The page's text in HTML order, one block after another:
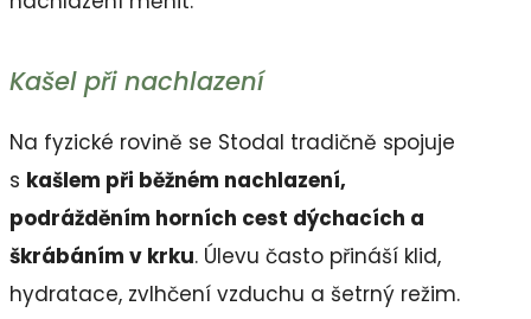
Kašel při nachlazení
Na fyzické rovině se Stodal tradičně spojuje
s kašlem při běžném nachlazení,
podrážděním horních cest dýchacích a
škrábáním v krku. Úlevu často přináší klid,
hydratace, zvlhčení vzduchu a šetrný režim.